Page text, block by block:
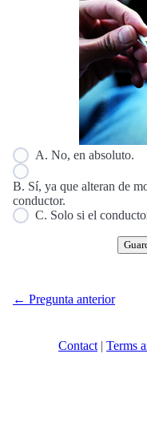
A. No, en absoluto.
B. Sí, ya que alteran de
conductor.
C. Solo si el
← Pregunta anterior
Contact | Terms